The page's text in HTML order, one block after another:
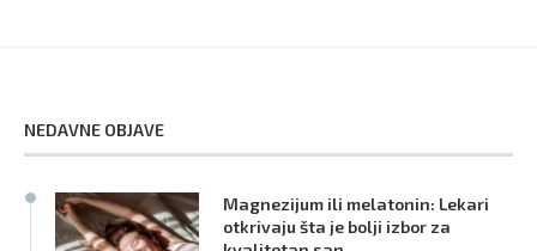
NEDAVNE OBJAVE
Magnezijum ili melatonin: Lekari
otkrivaju šta je bolji izbor za